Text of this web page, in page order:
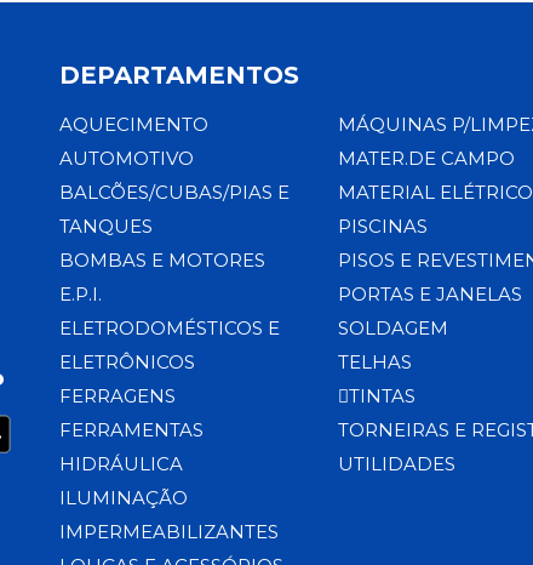
DEPARTAMENTOS
AQUECIMENTO
AUTOMOTIVO
BALCÕES/CUBAS/PIAS E
TANQUES
BOMBAS E MOTORES
E.P.I.
ELETRODOMÉSTICOS E
ELETRÔNICOS
FERRAGENS
FERRAMENTAS
HIDRÁULICA
ILUMINAÇÃO
IMPERMEABILIZANTES
MÁQUINAS P/
MATER.DE CAMPO
MATERIAL ELÉTRICO
PISCINAS
PISOS E
PORTAS E JANELAS
SOLDAGEM
TELHAS
TINTAS
TORNEIRAS E
UTILIDADES